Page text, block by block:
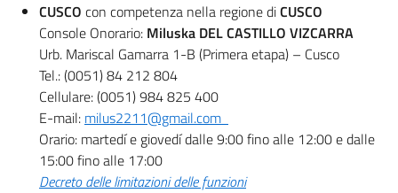
CUSCO con competenza nella regione diCUSCO
Console Onorario: Miluska DEL CASTILLO VIZCARRA
Urb. Mariscal Gamarra 1-B (Primera etapa) – Cusco
Tel.: (0051) 84 212 804
Cellulare: (0051) 984 825 400
E-mail: milus2211@gmail.com
Orario: martedí e giovedí dalle 9:00 fino alle 12:00 e dalle
15:00 fino alle 17:00
Decreto delle limitazioni delle funzioni